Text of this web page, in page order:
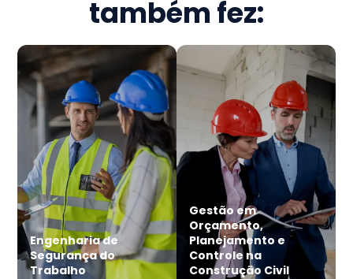
também fez:
Engenharia de
Segurança do
Trabalho
Gestão em
Orçamento,
Planejamento e
Controle na
Construção Civil